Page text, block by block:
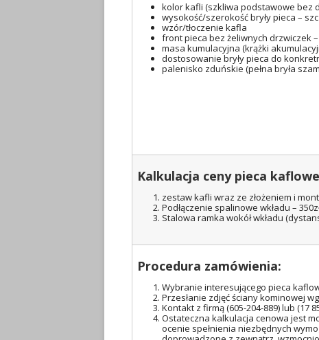
kolor kafli (szkliwa podstawowe bez
wysokość/szerokość bryły pieca –
wzór/tłoczenie kafla
front pieca bez żeliwnych drzwiczek
masa kumulacyjna (krążki
dostosowanie bryły pieca do
palenisko zduńskie (pełna bryła
Kalkulacja ceny pieca
zestaw kafli wraz ze złożeniem i
Podłączenie spalinowe wkładu –
Stalowa ramka wokół wkładu
Procedura zamówienia:
Wybranie interesującego pieca
Przesłanie zdjęć ściany kominowej
Kontakt z firmą (605-204-889) lub (17
Ostateczna kalkulacja cenowa jest
ocenie spełnienia niezbędnych